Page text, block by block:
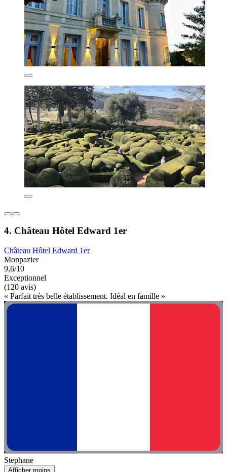
4. Château Hôtel Edward 1er
Château Hôtel Edward 1er
Monpazier
9,6/10
Exceptionnel
(120 avis)
« Parfait très belle établissement. Idéal en famille »
Stephane
Afficher moins